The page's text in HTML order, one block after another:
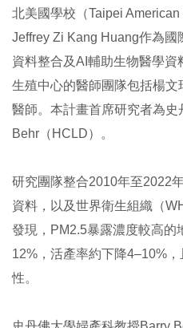
北美國學校（Taipei
Jeffrey Zi Kang Huang作為
資料整合及AI輔助生物醫學
生殖中心的醫師團隊包括楊
醫師。本計畫首席研究者為
Behr（HCLD）。
研究團隊整合2010年至2022
資料，以及世界衛生組織（
發現，PM2.5暴露濃度較高的
12%，活產率約下降4–10%
性。